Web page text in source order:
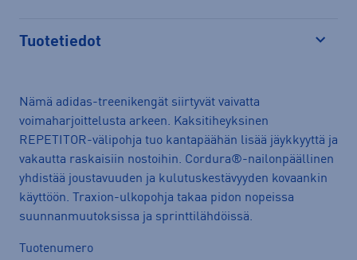
Tuotetiedot
Nämä adidas-treenikengät siirtyvät vaivatta
voimaharjoittelusta arkeen. Kaksitiheyksinen
REPETITOR-välipohja tuo kantapäähän lisää jäykkyyttä ja
vakautta raskaisiin nostoihin. Cordura®-nailonpäällinen
yhdistää joustavuuden ja kulutuskestävyyden kovaankin
käyttöön. Traxion-ulkopohja takaa pidon nopeissa
suunnanmuutoksissa ja sprinttilähdöissä.
Tuotenumero